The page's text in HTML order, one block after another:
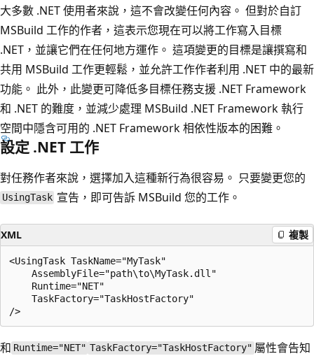
大多數 .NET 使用者來說，這不會改變任何內容。 但對於自訂
MSBuild 工作的作者，這表示您現在可以將工作寫入目標
.NET，並讓它們在任何地方運作。 這項變更的目標是讓撰寫和
共用 MSBuild 工作更輕鬆，並允許工作作者利用 .NET 中的最新
功能。 此外，此變更可降低多目標任務支援 .NET Framework
和 .NET 的難度，並減少處理 MSBuild .NET Framework 執行
空間中隱含可用的 .NET Framework 相依性版本的困難。
設定 .NET 工作
對任務作者來說，選擇加入這種新行為很容易。 只要變更您的
UsingTask 宣告，即可告訴 MSBuild 您的工作。
XML 複製
<UsingTask TaskName="MyTask"
    AssemblyFile="path\to\MyTask.dll"
    Runtime="NET"
    TaskFactory="TaskHostFactory"
和 Runtime="NET" TaskFactory="TaskHostFactory" 屬性會告知